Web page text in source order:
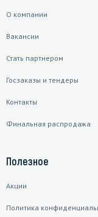
О компании
Вакансии
Стать партнером
Госзаказы и тендеры
Контакты
Финальная распродажа
Полезное
Акции
Политика